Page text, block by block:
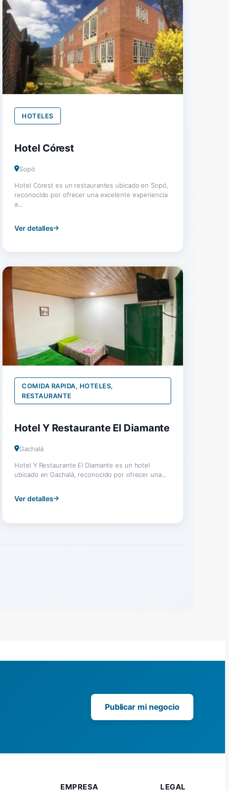
HOTELES
Hotel Córest
Sopó
Hotel Córest es un restaurantes ubicado en Sopó,
reconocido por ofrecer una excelente experiencia
a...
Ver detalles
COMIDA RAPIDA, HOTELES,
RESTAURANTE
Hotel Y Restaurante El Diamante
Gachalá
Hotel Y Restaurante El Diamante es un hotel
ubicado en Gachalá, reconocido por ofrecer una...
Ver detalles
Publicar mi negocio
EMPRESA LEGAL